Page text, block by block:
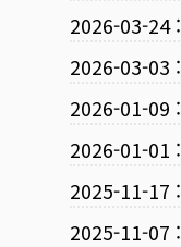
2026-03-24:
2026-03-03 :
2026-01-09 :
2026-01-01 :
2025-11-17 :
2025-11-07 :